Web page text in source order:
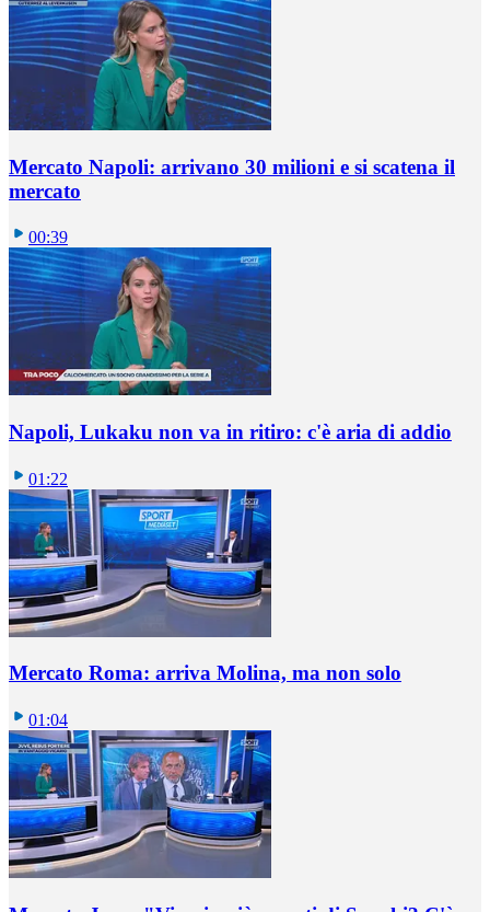
Mercato Napoli: arrivano 30 milioni e si scatena il
mercato
00:39
Napoli, Lukaku non va in ritiro: c'è aria di addio
01:22
Mercato Roma: arriva Molina, ma non solo
01:04